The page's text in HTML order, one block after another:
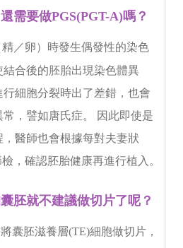
需要做PGS(PGT-A)嗎？
／卵）時發生偶發性的染色
合後的胚胎出現染色體異
細胞分裂時出了差錯，也會
，譬如唐氏症。 因此即使是
醫師也會根據每對夫妻狀
，確認胚胎健康再進行植入。
胚就不建議做切片了呢？
囊胚滋養層(TE)細胞做切片，